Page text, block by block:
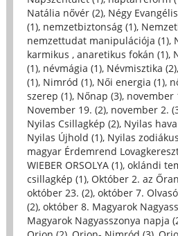
Natália nővér (2), Négy
(1), nemzetbiztonság (1),
nemzettudat manipulációja (1),
karmikus , anaretikus fokán (1),
(1), névmágia (1), Névmisztika (2),
(1), Nimród (1), Női energia (1),
szerep (1), Nőnap (3), november
November 19. (2), november 2.
Nyilas Csillagkép (2), Nyilas
Nyilas Újhold (1), Nyilas
magyar Érdemrend
WIEBER ORSOLYA (1), oklándi
csillagkép (1), Október 2. az
október 23. (2), október 7.
(2), október 8. Magyarok
Magyarok Nagyasszonya napja